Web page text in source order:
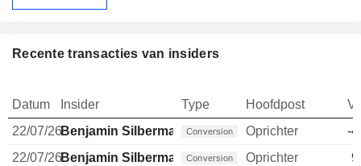
Recente transacties van insiders
Datum Insider Type Hoofdpost
22/07/26Benjamin SilbermannConversion Oprichter
-
22/07/26Benjamin SilbermannConversion Oprichter